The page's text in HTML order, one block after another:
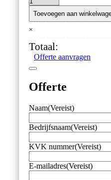
ETI
Waterdichte
Temperatuur
'ThermaData'
met
Sensor
C
aantal
Toevoegen aan
×
Totaal:
Offerte aanvragen
Offerte
Naam(Vereist)
Bedrijfsnaam(Vereist)
KVK nummer(Vereist)
E-mailadres(Vereist)